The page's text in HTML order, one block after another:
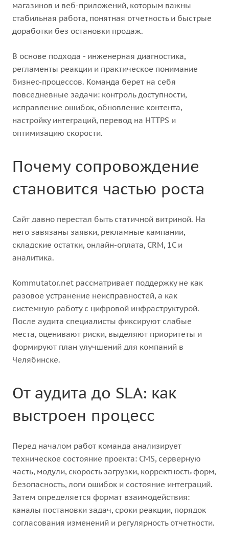
магазинов и веб-приложений, которым важны
стабильная работа, понятная отчетность и быстрые
доработки без остановки продаж.
В основе подхода - инженерная диагностика,
регламенты реакции и практическое понимание
бизнес-процессов. Команда берет на себя
повседневные задачи: контроль доступности,
исправление ошибок, обновление контента,
настройку интеграций, перевод на HTTPS и
оптимизацию скорости.
Почему сопровождение
становится частью роста
Сайт давно перестал быть статичной витриной. На
него завязаны заявки, рекламные кампании,
складские остатки, онлайн-оплата, CRM, 1С и
аналитика.
Kommutator.net рассматривает поддержку не как
разовое устранение неисправностей, а как
системную работу с цифровой инфраструктурой.
После аудита специалисты фиксируют слабые
места, оценивают риски, выделяют приоритеты и
формируют план улучшений для компаний в
Челябинске.
От аудита до SLA: как
выстроен процесс
Перед началом работ команда анализирует
техническое состояние проекта: CMS, серверную
часть, модули, скорость загрузки, корректность форм,
безопасность, логи ошибок и состояние интеграций.
Затем определяется формат взаимодействия:
каналы постановки задач, сроки реакции, порядок
согласования изменений и регулярность отчетности.